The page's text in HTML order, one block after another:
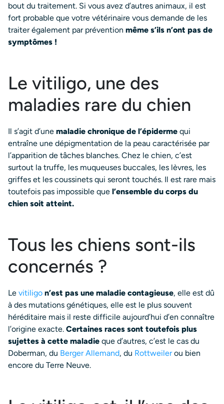
bout du traitement. Si vous avez d’autres animaux, il est
fort probable que votre vétérinaire vous demande de les
traiter également par prévention même s’ils n’ont pas de
symptômes !
Le vitiligo, une des
maladies rare du chien
Il s’agit d’une maladie chronique de l’épiderme qui
entraîne une dépigmentation de la peau caractérisée par
l’apparition de tâches blanches. Chez le chien, c’est
surtout la truffe, les muqueuses buccales, les lèvres, les
griffes et les coussinets qui seront touchés. Il est rare mais
toutefois pas impossible que l’ensemble du corps du
chien soit atteint.
Tous les chiens sont-ils
concernés ?
Le vitiligo n’est pas une maladie contagieuse, elle est dû
à des mutations génétiques, elle est le plus souvent
héréditaire mais il reste difficile aujourd’hui d’en connaître
l’origine exacte. Certaines races sont toutefois plus
sujettes à cette maladie que d’autres, c’est le cas du
Doberman, du Berger Allemand, du Rottweilerou bien
encore du Terre Neuve.